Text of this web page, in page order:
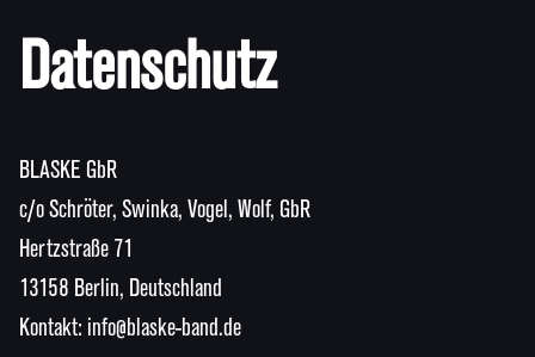
Datenschutz
BLASKE GbR
c/o Schröter, Swinka, Vogel, Wolf, GbR
Hertzstraße 71
13158 Berlin, Deutschland
Kontakt: info@blaske-band.de